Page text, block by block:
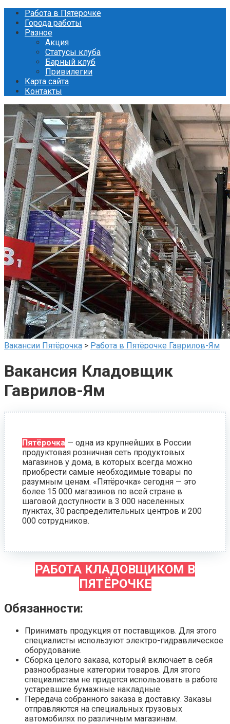
Перейти
контенту
Работа в Пятёрочке
Города работы
Разное
Акция
Статусы клуба
Барный клуб
Привилегии
Карта сайта
Контакты
Вакансии Пятёрочка > Работа в Пятёрочке Гаврилов-Ям
Вакансия Кладовщик
Гаврилов-Ям
Пятёрочка — одна из крупнейших в России
продуктовая розничная сеть продуктовых
магазинов у дома, в которых всегда можно
приобрести самые необходимые товары по
разумным ценам. «Пятёрочка» сегодня — это
более 15 000 магазинов по всей стране в
шаговой доступности в 3 000 населенных
пунктах, 30 распределительных центров и 200
000 сотрудников.
РАБОТА КЛАДОВЩИКОМ В
ПЯТЁРОЧКЕ
Обязанности:
Принимать продукция от поставщиков. Для этого
специалисты используют электро-гидравлическое
оборудование.
Сборка целого заказа, который включает в себя
разнообразные категории товаров. Для этого
специалистам не придется использовать в работе
устаревшие бумажные накладные.
Передача собранного заказа в доставку. Заказы
отправляются на специальных грузовых
автомобилях по различным магазинам.